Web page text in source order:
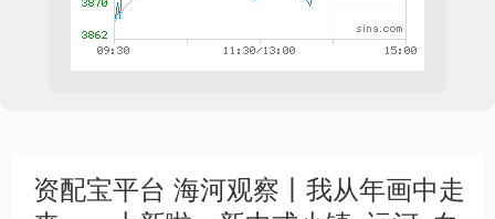
资配宝平台 海河观察丨我从年画中走